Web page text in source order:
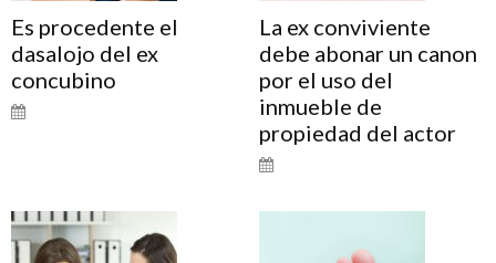
Es procedente el
dasalojo del ex
concubino
La ex conviviente
debe abonar un canon
por el uso del
inmueble de
propiedad del actor